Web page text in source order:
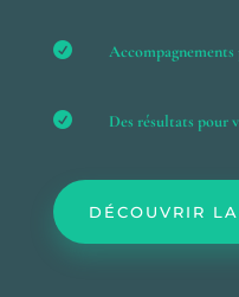
 Accompagnements
 Des résultats pour
DÉCOUVRIR